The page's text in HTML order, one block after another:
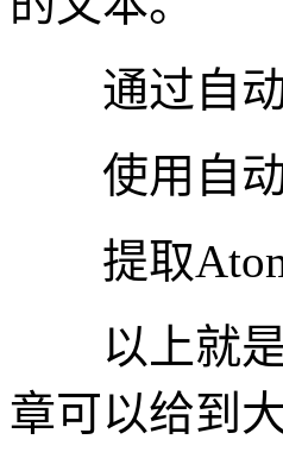
通过自动
使用自动
提取Atom/
以上就是
章可以给到